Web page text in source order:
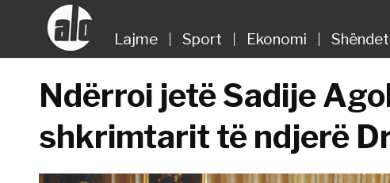
Lajme Sport Ekonomi
Ndërroi jetë Sadije
shkrimtarit të ndjerë